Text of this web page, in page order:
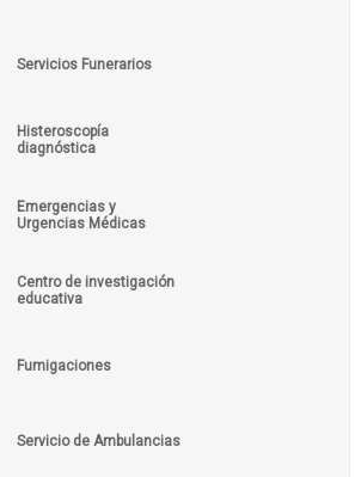
Servicios Funerarios
Histeroscopía
diagnóstica
Emergencias y
Urgencias Médicas
Centro de investigación
educativa
Fumigaciones
Servicio de Ambulancias